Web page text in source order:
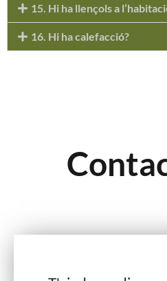
15. Hi ha llençols a
16. Hi ha calefacció?